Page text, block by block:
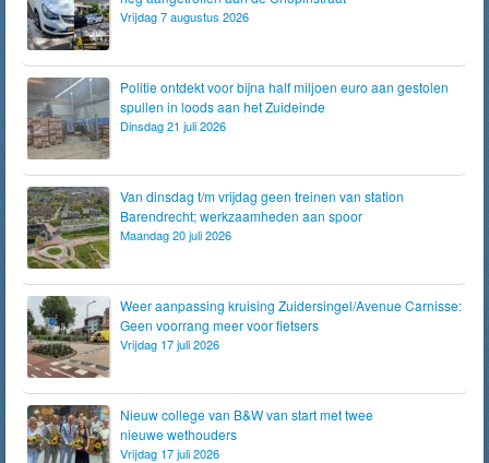
Vrijdag 7 augustus 2026
Politie ontdekt voor bijna half miljoen euro aan gestolen
spullen in loods aan het Zuideinde
Dinsdag 21 juli 2026
Van dinsdag t/m vrijdag geen treinen van station
Barendrecht; werkzaamheden aan spoor
Maandag 20 juli 2026
Weer aanpassing kruising Zuidersingel/Avenue Carnisse:
Geen voorrang meer voor fietsers
Vrijdag 17 juli 2026
Nieuw college van B&W van start met twee
nieuwe wethouders
Vrijdag 17 juli 2026